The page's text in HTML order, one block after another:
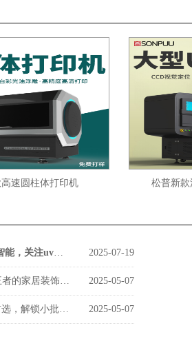
柱体打印机 松普新款流水
著名企业顾问刘润走进松普智能，关注uv印刷设备如何借京东智谷”上楼进化“ 2025-07-19
6090 UV平板打印机：跨界王者的家居装饰新势力 2025-05-07
A3型号UV打印机：入门级首选，解锁小批量定制新商机 2025-05-07